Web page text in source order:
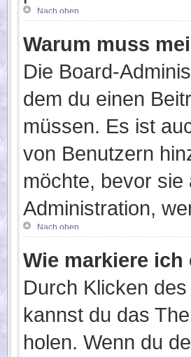
Nach oben
Warum muss
Die Board-
dem du einen
müssen. Es ist
von Benutzern
möchte, bevor
Administration,
Nach oben
Wie markiere
Durch Klicken
kannst du das
holen. Wenn du